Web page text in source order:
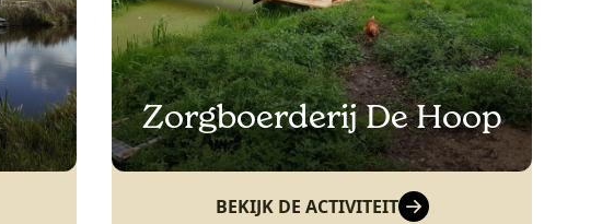
Zorgboerderij De Hoop
BEKIJK DE ACTIVITEIT